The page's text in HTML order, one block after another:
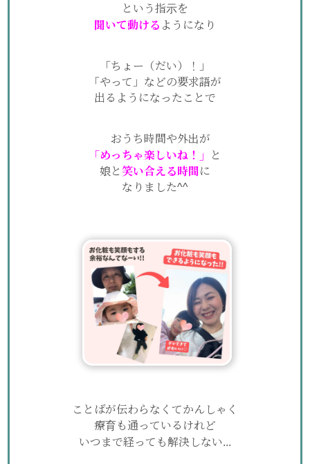
という指示を
聞いて動ける ようになり
「ちょー（だい）！」
「やって」などの要求語が
出るようになったことで
おうち時間や外出が
「めっちゃ楽しいね！」
と
娘と 笑い合える時間に
なりました^^
ことばが伝わらなくてかんしゃく
療育も通っているけれど
いつまで経っても解決しない...